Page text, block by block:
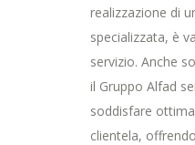
realizzazione di
specializzata, è
servizio. Anche
il Gruppo Alfad
soddisfare
clientela,